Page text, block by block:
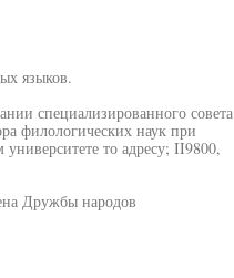
языков.
специализированного совета
филологических наук при
то адресу; II9800,
Дружбы народов